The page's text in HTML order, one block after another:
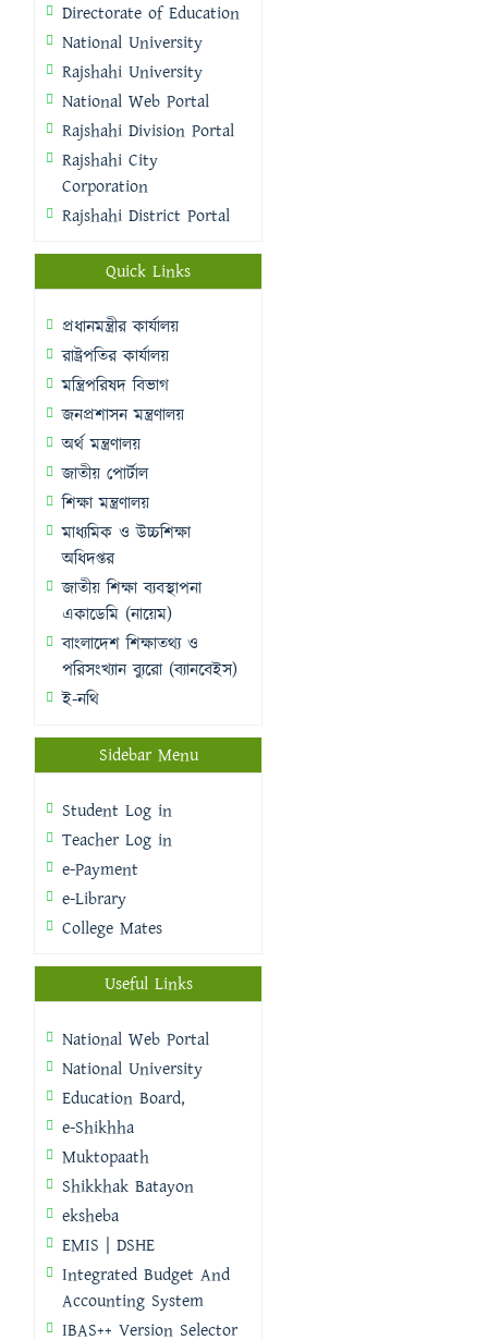
Directorate of Education
National University
Rajshahi University
National Web Portal
Rajshahi Division Portal
Rajshahi City
Corporation
Rajshahi District Portal
Quick Links
প্রধানমন্ত্রীর কার্যালয়
রাষ্ট্রপতির কার্যালয়
মন্ত্রিপরিষদ বিভাগ
জনপ্রশাসন মন্ত্রণালয়
অর্থ মন্ত্রণালয়
জাতীয় পোর্টাল
শিক্ষা মন্ত্রণালয়
মাধ্যমিক ও উচ্চশিক্ষা
অধিদপ্তর
জাতীয় শিক্ষা ব্যবস্থাপনা
একাডেমি (নায়েম)
বাংলাদেশ শিক্ষাতথ্য ও
পরিসংখ্যান ব্যুরো (ব্যানবেইস)
ই-নথি
Sidebar Menu
Student Log in
Teacher Log in
e-Payment
e-Library
College Mates
Useful Links
National Web Portal
National University
Education Board,
e-Shikhha
Muktopaath
Shikkhak Batayon
eksheba
EMIS | DSHE
Integrated Budget And
Accounting System
IBAS++ Version Selector